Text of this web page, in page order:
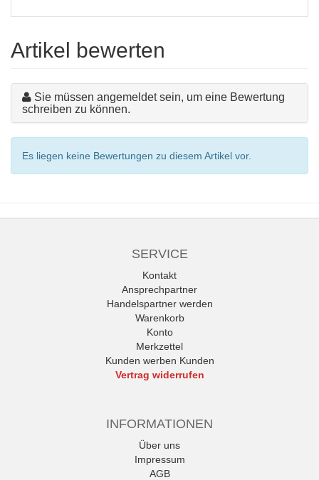
Artikel bewerten
Sie müssen angemeldet sein, um eine Bewertung
schreiben zu können.
Es liegen keine Bewertungen zu diesem Artikel vor.
SERVICE
Kontakt
Ansprechpartner
Handelspartner werden
Warenkorb
Konto
Merkzettel
Kunden werben Kunden
Vertrag widerrufen
INFORMATIONEN
Über uns
Impressum
AGB